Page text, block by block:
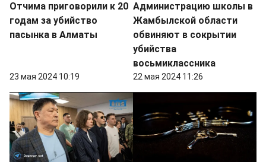
Отчима приговорили к 20
годам за убийство
пасынка в Алматы
23 мая 2024 10:19
Администрацию школы в
Жамбылской области
обвиняют в сокрытии
убийства
восьмиклассника
22 мая 2024 11:26